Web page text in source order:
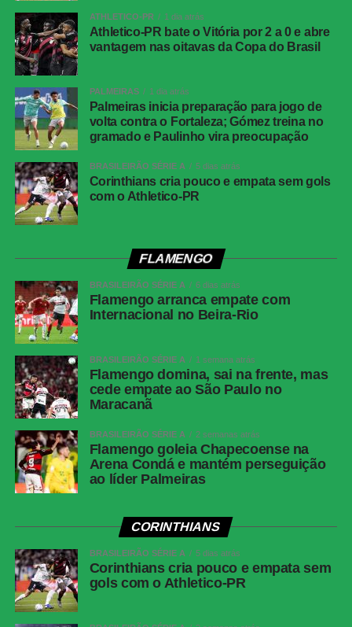
Competição
Campeonato Brasileiro – 21ª rodada
Local
Neo Química Arena, São Paulo (SP)
Data
Horário
19h30 (de Brasília)
Público
38.963 torcedores
Renda
Cartões
amarelos
Benavídez, Jadson, Portilla e Santos
(Athletico-PR); Fernando Diniz, André
Cartões
Nenhum
Árbitro
Paulo Cesar Zanovelli da Silva (MG)
Assistentes
Nailton Junior de Sousa Oliveira (CE) e
VAR
Paulo Renato Moreira da Silva Coelho (RJ)
Corinthians
Hugo Souza; Pedro Milans, André Ramalho,
Raniele e Matheuzinho; Allan, Matheus Pereira
(Breno Bidon), André Carrillo (André) e
Zakaria Labyad (Kaio César); Dieguinho (Yuri
Alberto (Rodrigo Garro)) e Lingard. Técnico:
Fernando Diniz.
Dias; Gilberto, Jadson, Portilla e Claudinho
(Léo Derik); Leozinho (Dudu), Viveros (Rivaldo)
e Mendoza (João Cruz). Técnico: Odair
Hellmann.
COMENTE ABAIXO:
ATHLETICO-PR 1 dia atrás
Athletico-PR bate o Vitória por 2 a 0 e abre
vantagem nas oitavas da Copa do Brasil
PALMEIRAS 1 dia atrás
Palmeiras inicia preparação para jogo de
volta contra o Fortaleza; Gómez treina no
gramado e Paulinho vira preocupação
BRASILEIRÃO SÉRIE A 5 dias atrás
Corinthians cria pouco e empata sem gols
com o Athletico-PR
FLAMENGO
BRASILEIRÃO SÉRIE A 6 dias atrás
Flamengo arranca empate com
Internacional no Beira-Rio
BRASILEIRÃO SÉRIE A 1 semana atrás
Flamengo domina, sai na frente, mas
cede empate ao São Paulo no
Maracanã
BRASILEIRÃO SÉRIE A 2 semanas atrás
Flamengo goleia Chapecoense na
Arena Condá e mantém perseguição
ao líder Palmeiras
CORINTHIANS
BRASILEIRÃO SÉRIE A 5 dias atrás
Corinthians cria pouco e empata sem
gols com o Athletico-PR